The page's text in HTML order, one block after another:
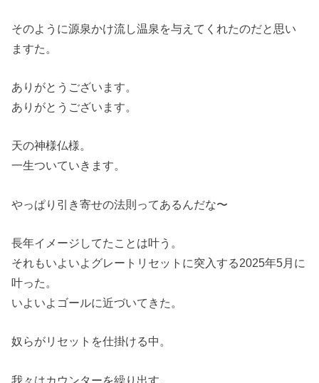
そのように源泉かけ流し温泉を与えてくれたのだと思い
ますた。
ありがとうございます。
ありがとうございます。
天の神様仏様。
一生ついていきます。
やっぱり引き寄せの法則ってあるんだな〜
長年イメージしてたことは叶う。
それもいよいよグレートリセットに突入する2025年5月に
叶った。
いよいよゴールに近づいてきた。
奴らがリセットを仕掛ける中。
我々はカウンターを繰り出す。